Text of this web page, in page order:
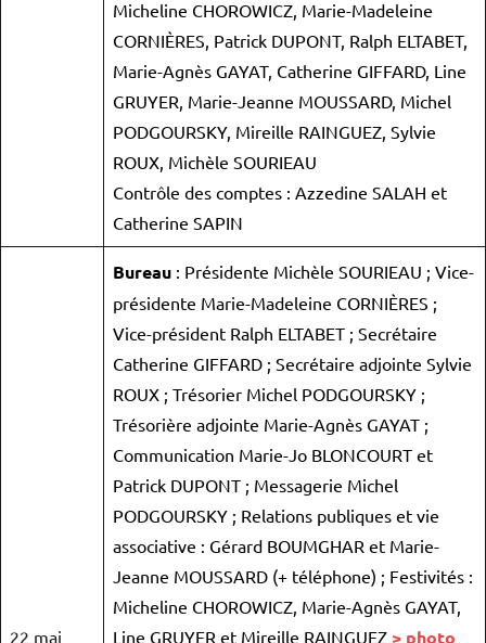
Micheline CHOROWICZ, Marie-Madeleine
CORNIÈRES, Patrick DUPONT, Ralph ELTABET,
Marie-Agnès GAYAT, Catherine GIFFARD, Line
GRUYER, Marie-Jeanne MOUSSARD, Michel
PODGOURSKY, Mireille RAINGUEZ, Sylvie
ROUX, Michèle SOURIEAU
Contrôle des comptes : Azzedine SALAH et
Catherine SAPIN
22 mai
Bureau : Présidente Michèle SOURIEAU ; Vice-
présidente Marie-Madeleine CORNIÈRES ;
Vice-président Ralph ELTABET ; Secrétaire
Catherine GIFFARD ; Secrétaire adjointe Sylvie
ROUX ; Trésorier Michel PODGOURSKY ;
Trésorière adjointe Marie-Agnès GAYAT ;
Communication Marie-Jo BLONCOURT et
Patrick DUPONT ; Messagerie Michel
PODGOURSKY ; Relations publiques et vie
associative : Gérard BOUMGHAR et Marie-
Jeanne MOUSSARD (+ téléphone) ; Festivités :
Micheline CHOROWICZ, Marie-Agnès GAYAT,
Line GRUYER et Mireille RAINGUEZ > photo